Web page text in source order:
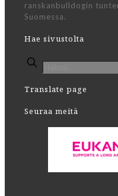
ranskanbulldogin
Suomessa.
Hae sivustolta
Translate page
Seuraa meitä